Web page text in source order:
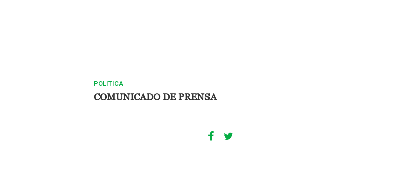
POLITICA
COMUNICADO DE PRENSA